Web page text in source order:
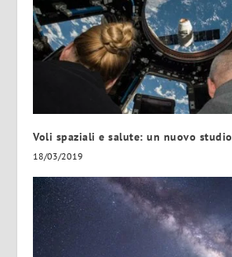
Voli spaziali e salute: un nuovo studio
18/03/2019